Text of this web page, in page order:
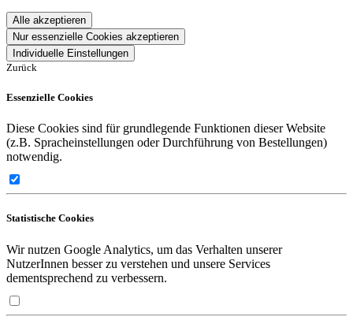
Alle akzeptieren
Nur essenzielle Cookies akzeptieren
Individuelle Einstellungen
Zurück
Essenzielle Cookies
Diese Cookies sind für grundlegende Funktionen dieser Website
(z.B. Spracheinstellungen oder Durchführung von Bestellungen)
notwendig.
Statistische Cookies
Wir nutzen Google Analytics, um das Verhalten unserer
NutzerInnen besser zu verstehen und unsere Services
dementsprechend zu verbessern.